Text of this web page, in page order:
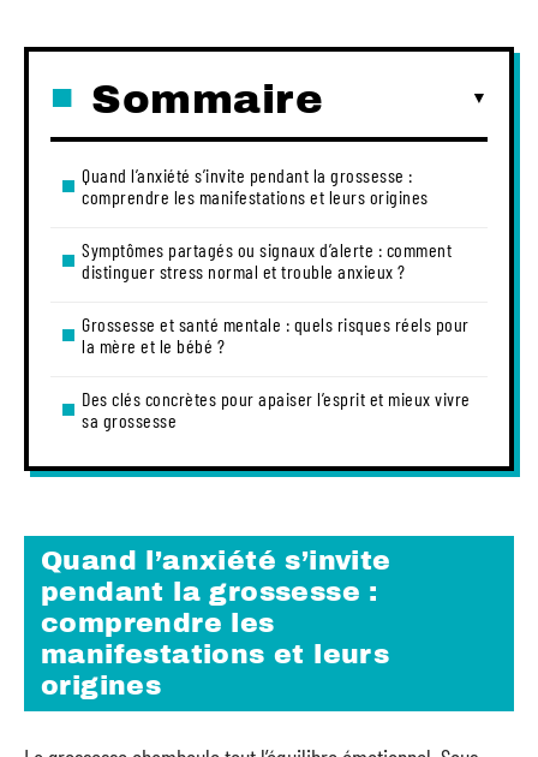
Sommaire
Quand l’anxiété s’invite pendant la grossesse :
comprendre les manifestations et leurs origines
Symptômes partagés ou signaux d’alerte : comment
distinguer stress normal et trouble anxieux ?
Grossesse et santé mentale : quels risques réels pour
la mère et le bébé ?
Des clés concrètes pour apaiser l’esprit et mieux vivre
sa grossesse
Quand l’anxiété s’invite
pendant la grossesse :
comprendre les
manifestations et leurs
origines